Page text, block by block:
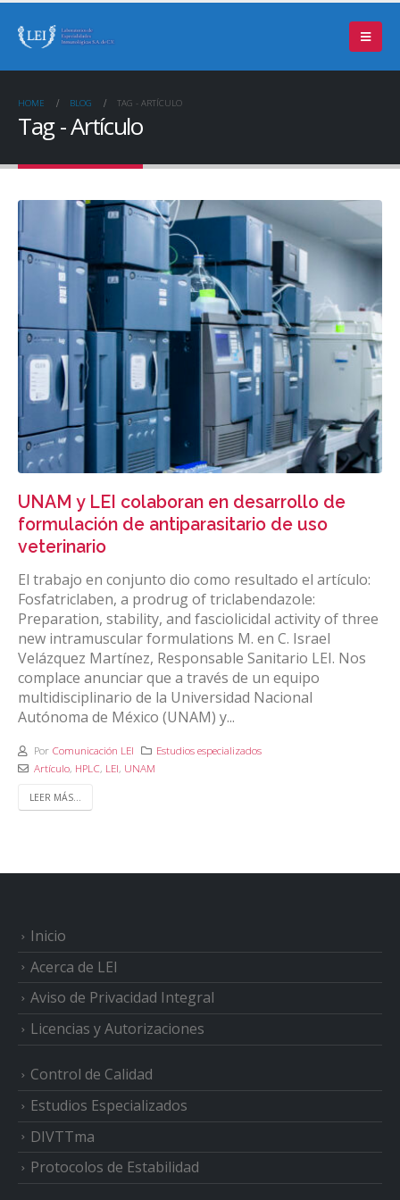
HOME BLOG TAG - ARTÍCULO
Tag - Artículo
UNAM y LEI colaboran en desarrollo de
formulación de antiparasitario de uso
veterinario
El trabajo en conjunto dio como resultado el artículo:
Fosfatriclaben, a prodrug of triclabendazole:
Preparation, stability, and fasciolicidal activity of three
new intramuscular formulations M. en C. Israel
Velázquez Martínez, Responsable Sanitario LEI. Nos
complace anunciar que a través de un equipo
multidisciplinario de la Universidad Nacional
Autónoma de México (UNAM) y...
Por Comunicación LEI
Estudios especializados
Artículo, HPLC, LEI, UNAM
LEER MÁS...
Inicio
Acerca de LEI
Aviso de Privacidad Integral
Licencias y Autorizaciones
Control de Calidad
Estudios Especializados
DIVTTma
Protocolos de Estabilidad